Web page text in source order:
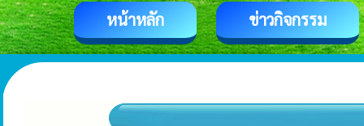
หน้าหลัก ข่าวกิจกรรม